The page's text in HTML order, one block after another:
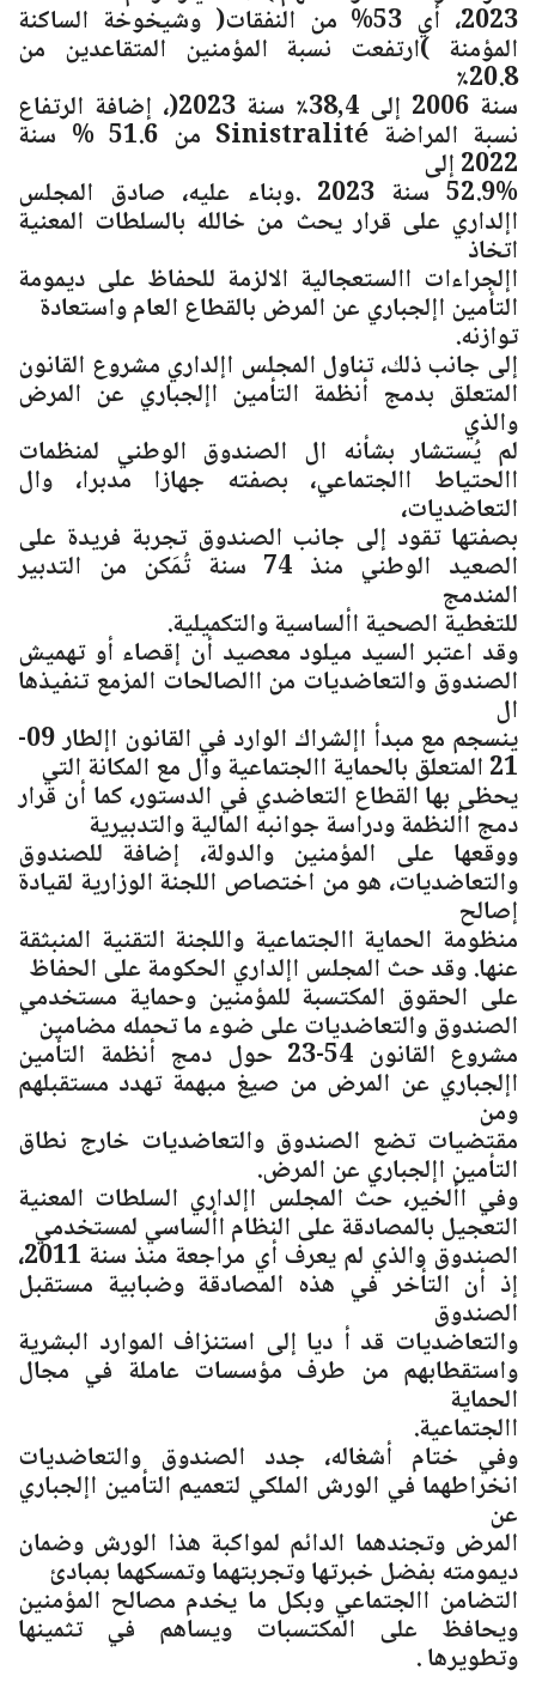
2023، أي 53% من النفقات( وشيخوخة الساكنة
المؤمنة )ارتفعت نسبة المؤمنين المتقاعدين من
20.8٪
سنة 2006 إلى 38,4٪ سنة 2023(، إضافة الرتفاع
نسبة المراضة Sinistralité من 51.6 % سنة
2022 إلى
52.9% سنة 2023 .وبناء عليه، صادق المجلس
اإلداري على قرار يحث من خالله بالسلطات المعنية
اتخاذ
اإلجراءات االستعجالية الالزمة للحفاظ على ديمومة
التأمين اإلجباري عن المرض بالقطاع العام واستعادة
توازنه.
إلى جانب ذلك، تناول المجلس اإلداري مشروع القانون
المتعلق بدمج أنظمة التأمين اإلجباري عن المرض
والذي
لم يُستشار بشأنه ال الصندوق الوطني لمنظمات
االحتياط االجتماعي، بصفته جهازا مدبرا، وال
التعاضديات،
بصفتها تقود إلى جانب الصندوق تجربة فريدة على
الصعيد الوطني منذ 74 سنة تُمَكن من التدبير
المندمج
للتغطية الصحية األساسية والتكميلية.
وقد اعتبر السيد ميلود معصيد أن إقصاء أو تهميش
الصندوق والتعاضديات من االصالحات المزمع تنفيذها
ال
ينسجم مع مبدأ اإلشراك الوارد في القانون اإلطار 09-
21 المتعلق بالحماية االجتماعية وال مع المكانة التي
يحظى بها القطاع التعاضدي في الدستور، كما أن قرار
دمج األنظمة ودراسة جوانبه المالية والتدبيرية
ووقعها على المؤمنين والدولة، إضافة للصندوق
والتعاضديات، هو من اختصاص اللجنة الوزارية لقيادة
إصالح
منظومة الحماية االجتماعية واللجنة التقنية المنبثقة
عنها. وقد حث المجلس اإلداري الحكومة على الحفاظ
على الحقوق المكتسبة للمؤمنين وحماية مستخدمي
الصندوق والتعاضديات على ضوء ما تحمله مضامين
مشروع القانون 54-23 حول دمج أنظمة التأمين
اإلجباري عن المرض من صيغ مبهمة تهدد مستقبلهم
ومن
مقتضيات تضع الصندوق والتعاضديات خارج نطاق
التأمين اإلجباري عن المرض.
وفي األخير، حث المجلس اإلداري السلطات المعنية
التعجيل بالمصادقة على النظام األساسي لمستخدمي
الصندوق والذي لم يعرف أي مراجعة منذ سنة 2011،
إذ أن التأخر في هذه المصادقة وضبابية مستقبل
الصندوق
والتعاضديات قد أ ديا إلى استنزاف الموارد البشرية
واستقطابهم من طرف مؤسسات عاملة في مجال
الحماية
االجتماعية.
وفي ختام أشغاله، جدد الصندوق والتعاضديات
انخراطهما في الورش الملكي لتعميم التأمين اإلجباري
عن
المرض وتجندهما الدائم لمواكبة هذا الورش وضمان
ديمومته بفضل خبرتها وتجربتهما وتمسكهما بمبادئ
التضامن االجتماعي وبكل ما يخدم مصالح المؤمنين
ويحافظ على المكتسبات ويساهم في تثمينها
وتطويرها .